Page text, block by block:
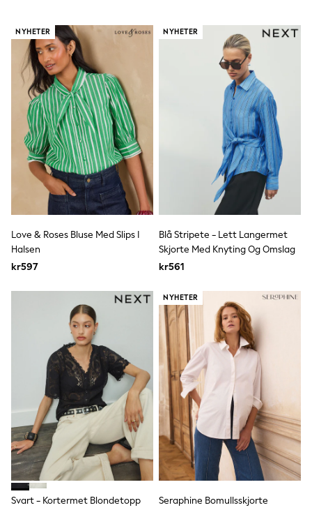
Puffers
Snowsuits
Shop all
Lilo & Stitch
Bluey
Disney
Peppa Pig
All Girls Sportwear
New In
Trainers
Hoodies & Sweatshirts
Leggings, Joggers & Shorts
Swim
adidas
All Girls Brands
Nike
Joules
Frugi
Baker by Ted Baker
Monsoon
Angel & Rocket
JoJo Maman Bébé
Occasionwear
Schoolwear
Partywear
Flower Girl
Swim
Bridesmaid
All Baby & Nursery
New in
Babygrows & Sleepsuits
NYHETER
Love & Roses Bluse Med Slips I
Halsen
kr597
NYHETER
Blå Stripete - Lett Langermet
Skjorte Med Knyting Og Omslag
kr561
Svart - Kortermet Blondetopp
NYHETER
Seraphine Bomullsskjorte